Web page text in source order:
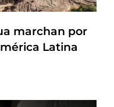
marchan por
Latina